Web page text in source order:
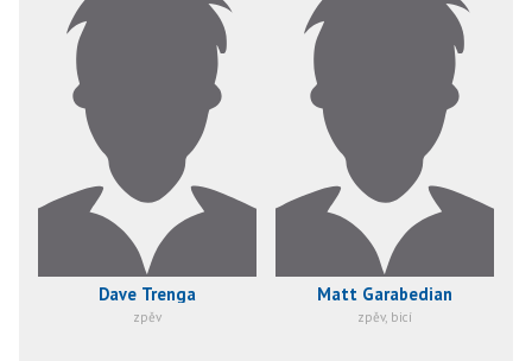
Dave Trenga
zpěv
Matt Garabedian
zpěv, bicí